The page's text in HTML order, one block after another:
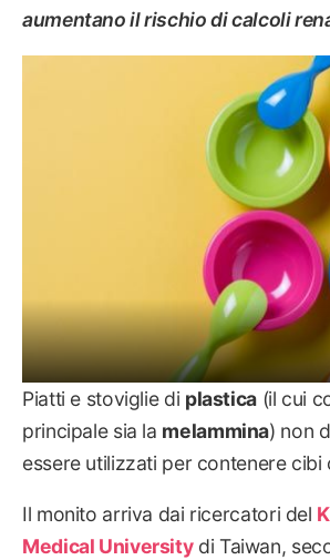
aumentano il rischio di calcoli
Piatti e stoviglie di plastica(il cui
principale sia la melammina) non
essere utilizzati per contenere cibi
Il monito arriva dai ricercatori del
Medical Universitydi Taiwan,